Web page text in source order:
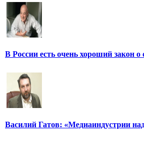
В России есть очень хороший закон
Василий Гатов: «Медиаиндустрии